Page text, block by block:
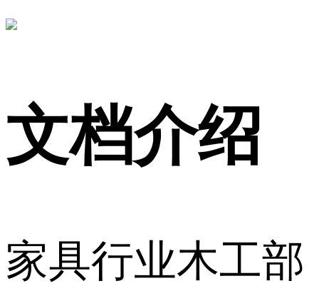
文档介绍
家具行业木工部